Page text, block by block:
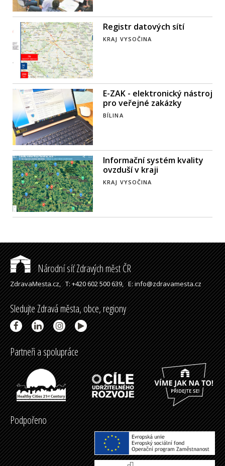
Registr datových sítí
KRAJ VYSOČINA
E-ZAK - elektronický nástroj
pro veřejné zakázky
BÍLINA
Informační systém kvality
ovzduší v kraji
KRAJ VYSOČINA
Národní síť Zdravých měst ČR
ZdravaMesta.cz,T: +420 602 500 639,E: info@zdravamesta.cz
Sledujte Zdravá města, obce, regiony
Partneři a spolupráce
Podpořeno